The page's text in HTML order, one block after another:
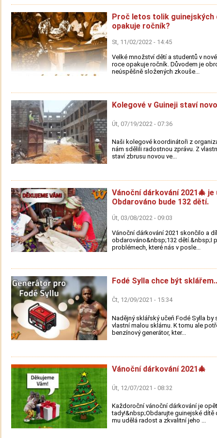
Proč letos tolik guinejských
opakuje ročník?
St, 11/02/2022 - 14:45
Velké množství dětí a studentů v
roce opakuje ročník. Důvodem je
neúspěšně složených zkouše...
Kolegové v Guineji staví
Út, 07/19/2022 - 07:36
Naši kolegové koordinátoři z
nám sdělili radostnou zprávu. Z
staví zbrusu novou ve...
Vánoční dárkování 2021🎄 je
Obdarováno bude 132 dětí.
Út, 03/08/2022 - 09:03
Vánoční dárkování 2021 skončilo a
obdarováno&nbsp;132 dětí.&nbsp;I
problémech, které nás v posle...
Fodé Sylla chce být
Čt, 12/09/2021 - 15:34
Nadějný sklářský učeň Fodé Sylla by
vlastní malou sklárnu. K tomu ale
benzínový generátor, kter...
Vánoční dárkování 2021🎄
Út, 12/07/2021 - 08:32
Každoroční vánoční dárkování je opět
tady!&nbsp;Obdarujte guinejské dítě
mu udělá radost a zkvalitní jeho ...